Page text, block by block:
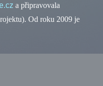
a připravovala
Od roku 2009 je